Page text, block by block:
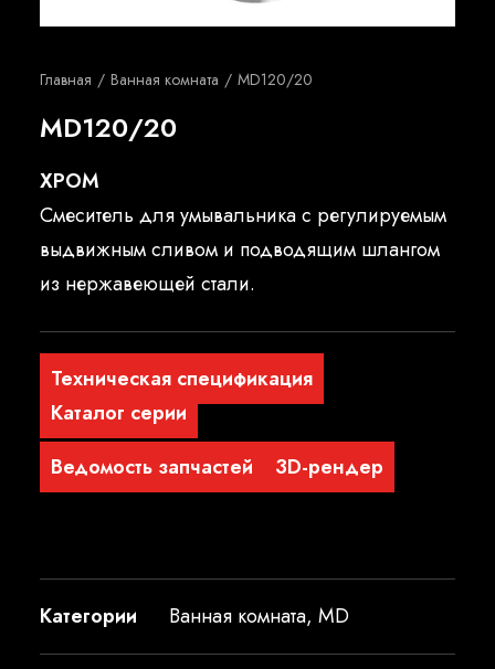
Главная Ванная комната MD120/20
MD120/20
XPOM
Смеситель для умывальника с регулируемым
выдвижным сливом и подводящим шлангом
из нержавеющей стали.
Техническая спецификация
Каталог серии
Ведомость запчастей
3D-рендер
Категории Ванная комната, MD